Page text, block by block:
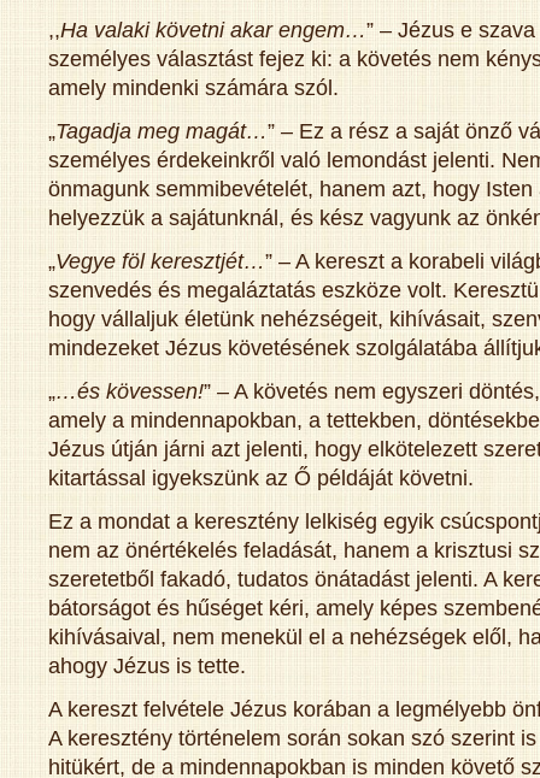
,,Ha valaki követni akar engem…” – Jézus e
személyes választást fejez ki: a követés nem
amely mindenki számára szól.
„Tagadja meg magát…” – Ez a rész a saját önző
személyes érdekeinkről való lemondást jelenti.
önmagunk semmibevételét, hanem azt, hogy
helyezzük a sajátunknál, és kész vagyunk az
„Vegye föl keresztjét…” – A kereszt a korabeli
szenvedés és megaláztatás eszköze volt.
hogy vállaljuk életünk nehézségeit, kihívásait,
mindezeket Jézus követésének szolgálatába
„…és kövessen!” – A követés nem egyszeri
amely a mindennapokban, a tettekben,
Jézus útján járni azt jelenti, hogy elkötelezett
kitartással igyekszünk az Ő példáját követni.
Ez a mondat a keresztény lelkiség egyik
nem az önértékelés feladását, hanem a krisztusi
szeretetből fakadó, tudatos önátadást jelenti. A
bátorságot és hűséget kéri, amely képes
kihívásaival, nem menekül el a nehézségek elől,
ahogy Jézus is tette.
A kereszt felvétele Jézus korában a legmélyebb
A keresztény történelem során sokan szó szerint
hitükért, de a mindennapokban is minden követő